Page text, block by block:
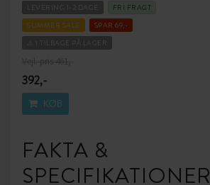
LEVERING 1-2 DAGE
FRI FRAGT
SUMMER SALE
SPAR 69,-
⚠️ 1 TILBAGE PÅ LAGER
392,-
KØB
FAKTA &
SPECIFIKATIONER